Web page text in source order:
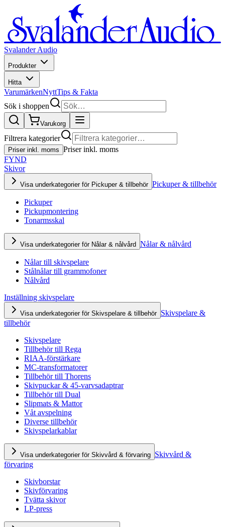
Svalander Audio
Produkter
Hitta
VarumärkenNyttTips & Fakta
Sök i shoppen
Varukorg
Filtrera kategorier
Priser inkl. moms Priser inkl. moms
FYND
Skivor
Visa underkategorier för Pickuper & tillbehör Pickuper & tillbehör
Pickuper
Pickupmontering
Tonarmsskal
Visa underkategorier för Nålar & nålvård Nålar & nålvård
Nålar till skivspelare
Stålnålar till grammofoner
Nålvård
Inställning skivspelare
Visa underkategorier för Skivspelare & tillbehör Skivspelare &
tillbehör
Skivspelare
Tillbehör till Rega
RIAA-förstärkare
MC-transformatorer
Tillbehör till Thorens
Skivpuckar & 45-varvsadaptrar
Tillbehör till Dual
Slipmats & Mattor
Våt avspelning
Diverse tillbehör
Skivspelarkablar
Visa underkategorier för Skivvård & förvaring Skivvård &
förvaring
Skivborstar
Skivförvaring
Tvätta skivor
LP-press